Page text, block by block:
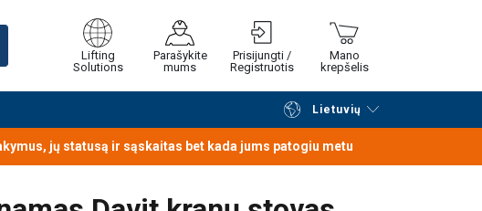
Lifting
Solutions
Parašykite
mums
Prisijungti /
Registruotis
Mano
krepšelis
Lietuvių
Tęsti naršymą Tęsti pirkimą
jų statusą ir sąskaitas bet kada jums patogiu metu